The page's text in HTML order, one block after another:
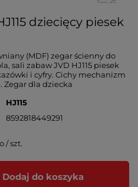
dziecięcy piesek
(MDF) zegar ścienny do
sali zabaw JVD HJ115 piesek
i cyfry. Cichy mechanizm
Zegar dla dziecka
HJ115
8592818449291
/szt.
Dodaj do koszyka